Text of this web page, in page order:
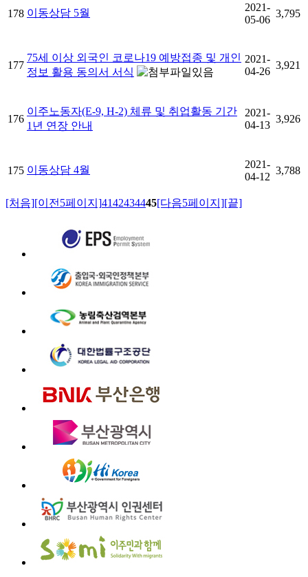
178 이동상담 5월
2021-
05-06
3,795
177
75세 이상 외국인 코로나19 예방접종 및 개인
정보 활용 동의서 서식
2021-
04-26
3,921
176
이주노동자(E-9, H-2) 체류 및 취업활동 기간
1년 연장 안내
2021-
04-13
3,926
175 이동상담 4월
2021-
04-12
3,788
[처음][이전5페이지]4142434445[다음5페이지][끝]